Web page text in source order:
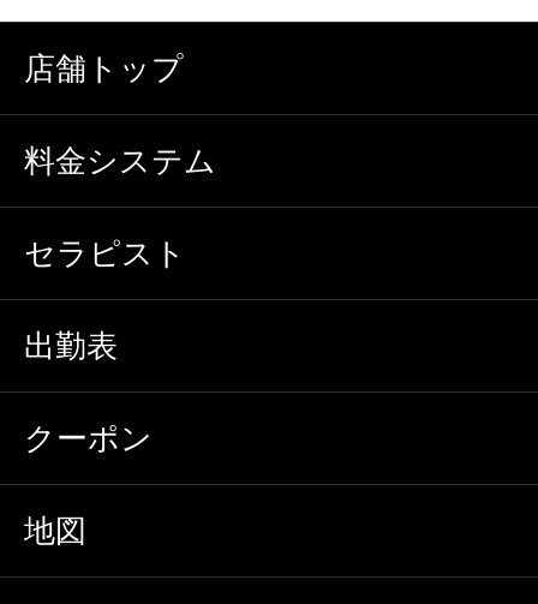
店舗トップ
料金システム
セラピスト
出勤表
クーポン
地図